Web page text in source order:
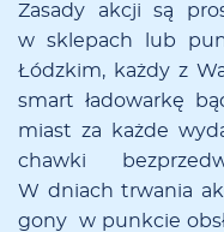
Za­sa­dy ak­cji są
w skle­pach lub
Łódz­kim, każ­dy z
smart ła­do­war­kę
miast za każ­de
chaw­ki
W dniach tr­wa­nia
go­ny w punk­cie